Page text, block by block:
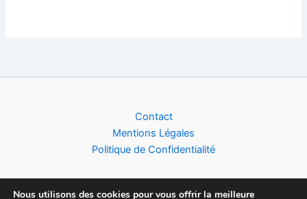
Contact
Mentions Légales
Politique de Confidentialité
Nous utilisons des cookies pour vous offrir la meilleure